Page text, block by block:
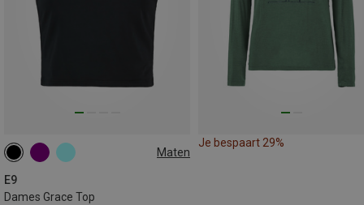
Maten
E9
Dames Grace Top
M L
Je bespaart 29%